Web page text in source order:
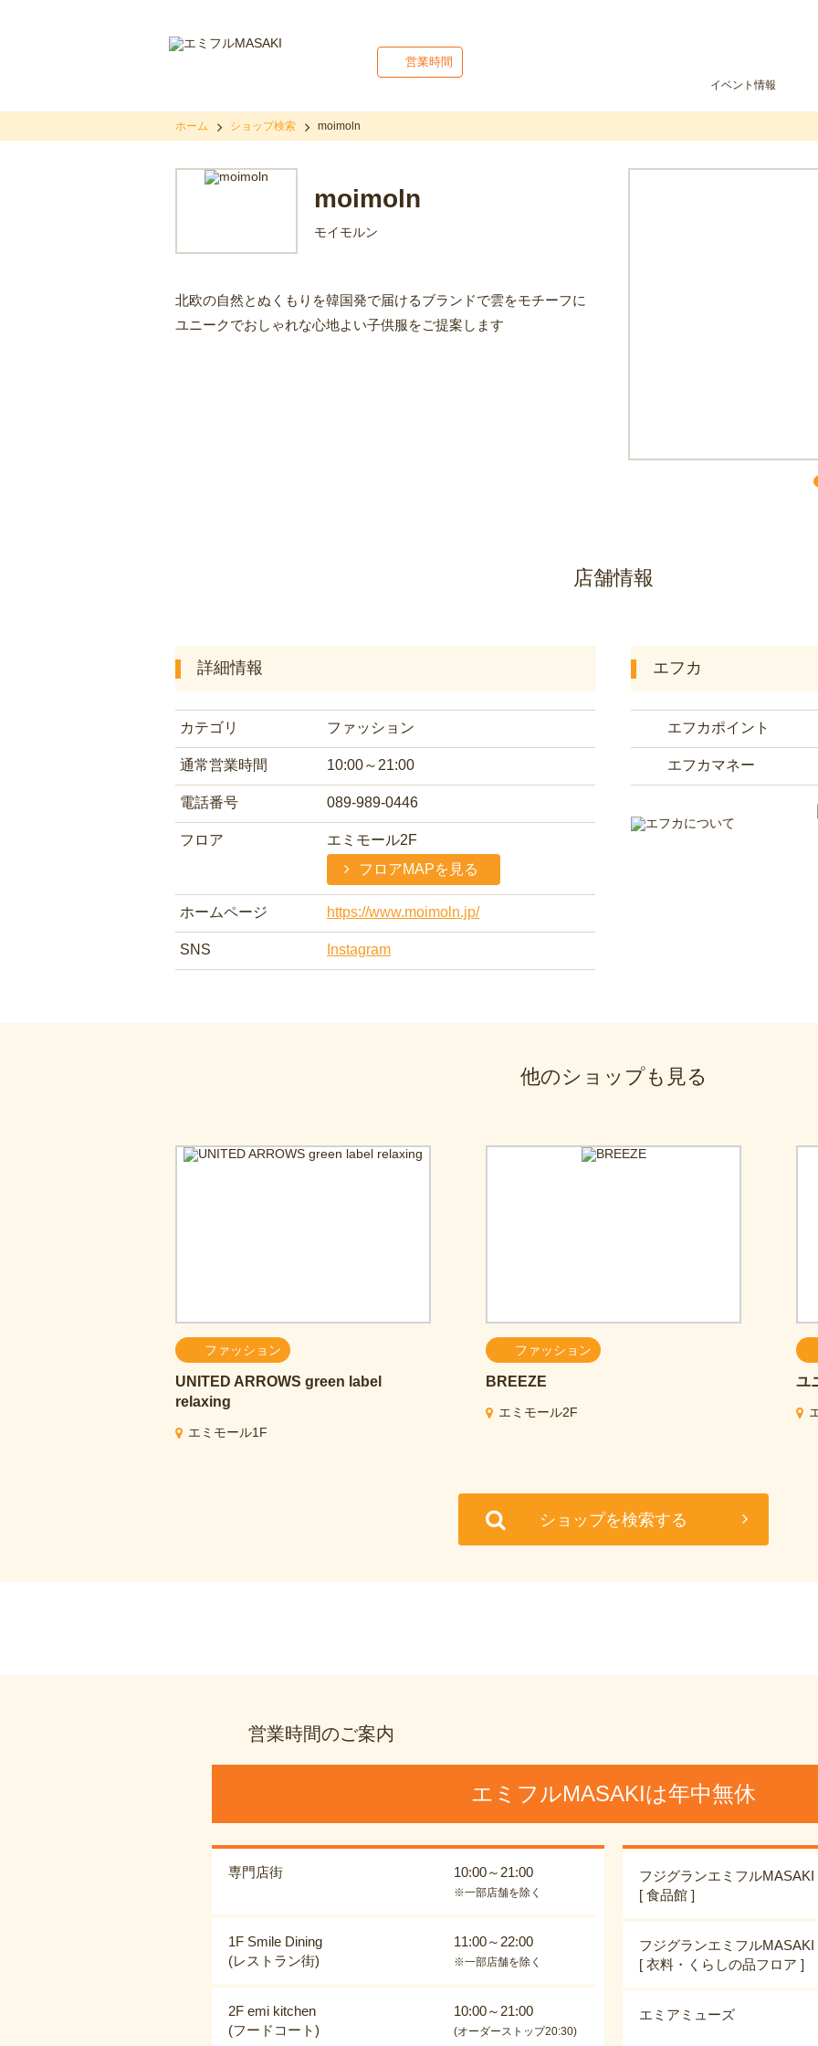
営業時間
イベント情報
ホーム ショップ検索 moimoln
moimoln
モイモルン
北欧の自然とぬくもりを韓国発で届けるブランドで雲をモチーフに
ユニークでおしゃれな心地よい子供服をご提案します
店舗情報
詳細情報
カテゴリ ファッション
通常営業時間 10:00～21:00
電話番号 089-989-0446
フロア
エミモール2F
フロアMAPを見る
ホームページ https://www.moimoln.jp/
SNS Instagram
エフカ
エフカポイント
エフカマネー
他のショップも見る
ファッション
UNITED ARROWS green label
relaxing
エミモール1F
ファッション
BREEZE
エミモール2F
ユ
ショップを検索する
営業時間のご案内
エミフルMASAKIは年中無休
専門店街 10:00～21:00
※一部店舗を除く
1F Smile Dining
(レストラン街)
11:00～22:00
※一部店舗を除く
2F emi kitchen
(フードコート)
10:00～21:00
(オーダーストップ20:30)
フジグランエミフルMASAKI
[ 食品館 ]
フジグランエミフルMASAKI
[ 衣料・くらしの品フロア ]
エミアミューズ